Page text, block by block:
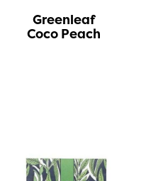
Greenleaf
Coco Peach